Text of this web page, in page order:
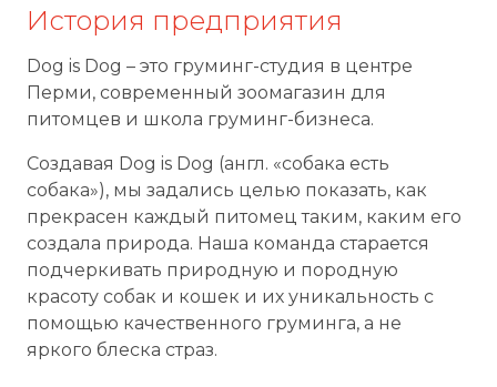
История предприятия
Dog is Dog – это груминг-студия в центре
Перми, современный зоомагазин для
питомцев и школа груминг-бизнеса.
Создавая Dog is Dog (англ. «собака есть
собака»), мы задались целью показать, как
прекрасен каждый питомец таким, каким его
создала природа. Наша команда старается
подчеркивать природную и породную
красоту собак и кошек и их уникальность с
помощью качественного груминга, а не
яркого блеска страз.